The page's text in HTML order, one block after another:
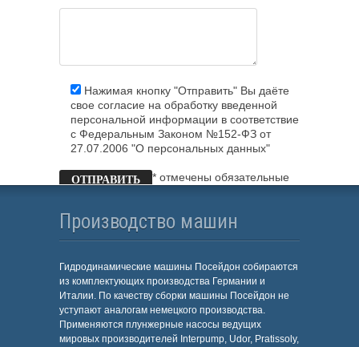
Нажимая кнопку "Отправить" Вы даёте
свое согласие на обработку введенной
персональной информации в соответствие
с Федеральным Законом №152-ФЗ от
27.07.2006 "О персональных данных"
* отмечены обязательные
Производство машин
Гидродинамические машины Посейдон собираются
из комплектующих производства Германии и
Италии. По качеству сборки машины Посейдон не
уступают аналогам немецкого производства.
Применяются плунжерные насосы ведущих
мировых производителей Interpump, Udor, Pratissoly,